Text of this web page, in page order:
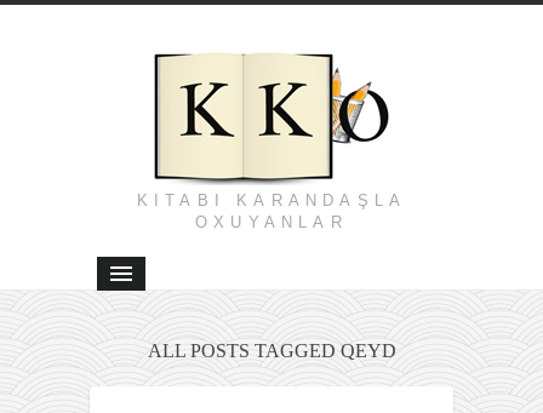
KITABI KARANDAŞLA
OXUYANLAR
ALL POSTS TAGGED QEYD